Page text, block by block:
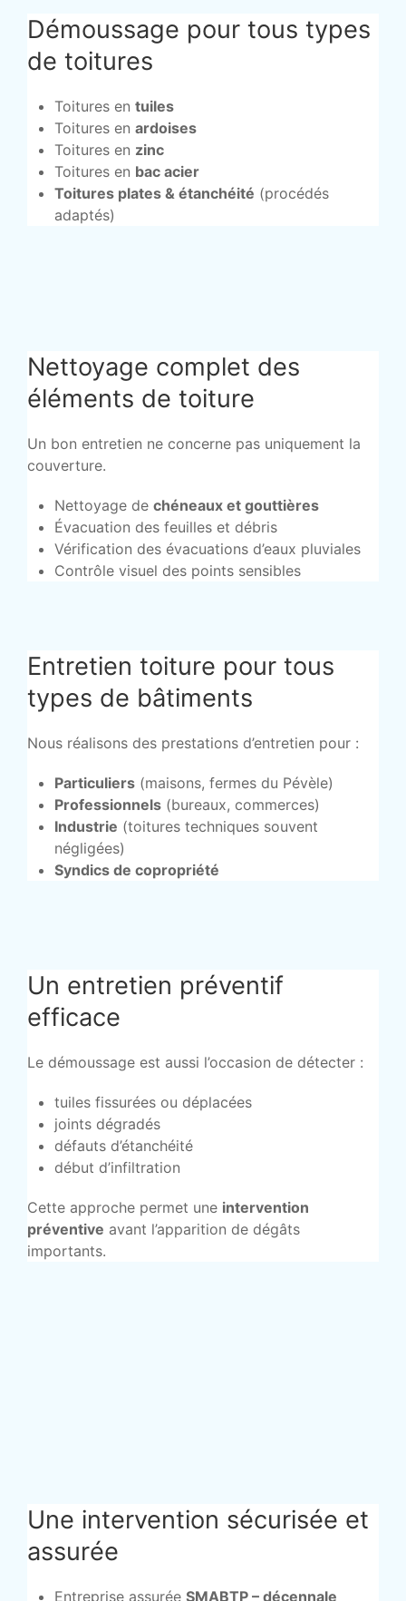
Démoussage pour tous types
de toitures
Toitures en tuiles
Toitures en ardoises
Toitures en zinc
Toitures en bac acier
Toitures plates & étanchéité (procédés
adaptés)
Nettoyage complet des
éléments de toiture
Un bon entretien ne concerne pas uniquement la
couverture.
Nettoyage de chéneaux et gouttières
Évacuation des feuilles et débris
Vérification des évacuations d’eaux pluviales
Contrôle visuel des points sensibles
Entretien toiture pour tous
types de bâtiments
Nous réalisons des prestations d’entretien pour :
Particuliers (maisons, fermes du Pévèle)
Professionnels (bureaux, commerces)
Industrie (toitures techniques souvent
négligées)
Syndics de copropriété
Un entretien préventif
efficace
Le démoussage est aussi l’occasion de détecter :
tuiles fissurées ou déplacées
joints dégradés
défauts d’étanchéité
début d’infiltration
Cette approche permet une intervention
préventive avant l’apparition de dégâts
importants.
Une intervention sécurisée et
assurée
Entreprise assurée SMABTP – décennale